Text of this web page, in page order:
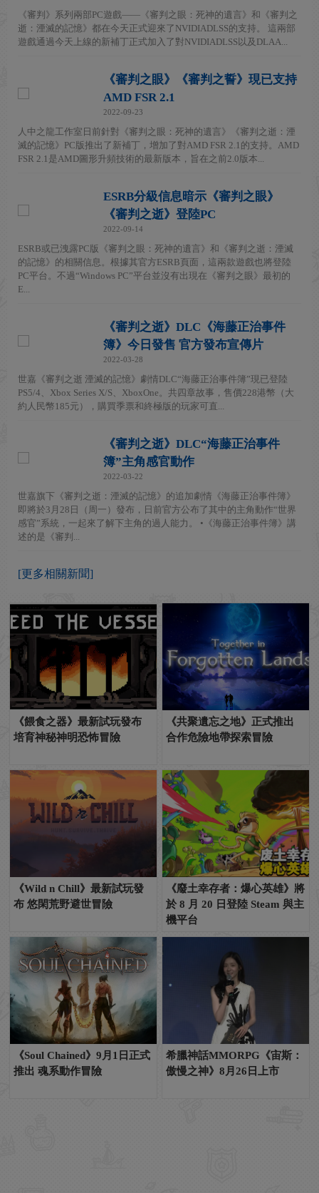
《審判》系列兩部PC遊戲——《審判之眼：死神的遺言》和《審判之
逝：湮滅的記憶》都在今天正式迎來了NVIDIADLSS的支持。 這兩部
遊戲通過今天上線的新補丁正式加入了對NVIDIADLSS以及DLAA...
《審判之眼》《審判之誓》現已支持
AMD FSR 2.1
2022-09-23
人中之龍工作室日前針對《審判之眼：死神的遺言》《審判之逝：湮
滅的記憶》PC版推出了新補丁，增加了對AMD FSR 2.1的支持。AMD
FSR 2.1是AMD圖形升頻技術的最新版本，旨在之前2.0版本...
ESRB分級信息暗示《審判之眼》
《審判之逝》登陸PC
2022-09-14
ESRB或已洩露PC版《審判之眼：死神的遺言》和《審判之逝：湮滅
的記憶》的相關信息。根據其官方ESRB頁面，這兩款遊戲也將登陸
PC平台。不過“Windows PC”平台並沒有出現在《審判之眼》最初的
E...
《審判之逝》DLC《海藤正治事件
簿》今日發售 官方發布宣傳片
2022-03-28
世嘉《審判之逝 湮滅的記憶》劇情DLC“海藤正治事件簿”現已登陸
PS5/4、Xbox Series X/S、XboxOne。共四章故事，售價228港幣（大
約人民幣185元），購買季票和終極版的玩家可直...
《審判之逝》DLC“海藤正治事件
簿”主角感官動作
2022-03-22
世嘉旗下《審判之逝：湮滅的記憶》的追加劇情《海藤正治事件簿》
即將於3月28日（周一）發布，日前官方公布了其中的主角動作“世界
感官”系統，一起來了解下主角的過人能力。 •《海藤正治事件簿》講
述的是《審判...
[更多相關新聞]
《餵食之器》最新試玩發布
培育神秘神明恐怖冒險
《共聚遺忘之地》正式推出
合作危險地帶探索冒險
《Wild n Chill》最新試玩發
布 悠閑荒野避世冒險
《廢土幸存者：爆心英雄》將
於 8 月 20 日登陸 Steam 與主
機平台
《Soul Chained》9月1日正式
推出 魂系動作冒險
希臘神話MMORPG《宙斯：
傲慢之神》8月26日上市